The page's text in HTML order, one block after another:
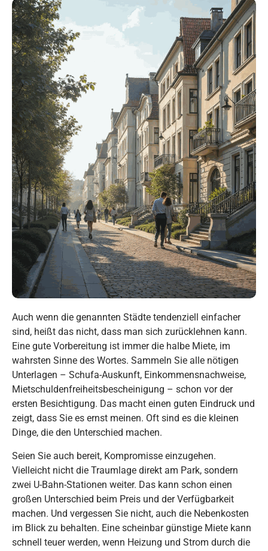
Auch wenn die genannten Städte tendenziell einfacher
sind, heißt das nicht, dass man sich zurücklehnen kann.
Eine gute Vorbereitung ist immer die halbe Miete, im
wahrsten Sinne des Wortes. Sammeln Sie alle nötigen
Unterlagen – Schufa-Auskunft, Einkommensnachweise,
Mietschuldenfreiheitsbescheinigung – schon vor der
ersten Besichtigung. Das macht einen guten Eindruck und
zeigt, dass Sie es ernst meinen. Oft sind es die kleinen
Dinge, die den Unterschied machen.
Seien Sie auch bereit, Kompromisse einzugehen.
Vielleicht nicht die Traumlage direkt am Park, sondern
zwei U-Bahn-Stationen weiter. Das kann schon einen
großen Unterschied beim Preis und der Verfügbarkeit
machen. Und vergessen Sie nicht, auch die Nebenkosten
im Blick zu behalten. Eine scheinbar günstige Miete kann
schnell teuer werden, wenn Heizung und Strom durch die